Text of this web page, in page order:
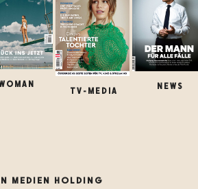
TV-MEDIA
NEWS
MEDIEN HOLDING